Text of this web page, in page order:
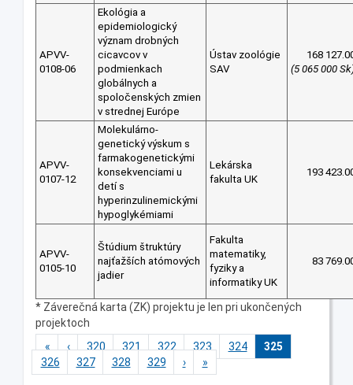
APVV-
0108-06
Ekológia a
epidemiologický
význam drobných
cicavcov v
podmienkach
globálnych a
spoločenských zmien
v strednej Európe
Ústav zoológie
SAV
168
(5 065 000
APVV-
0107-12
Molekulárno-
genetický výskum s
farmakogenetickými
konsekvenciami u
detí s
hyperinzulinemickými
hypoglykémiami
Lekárska
fakulta UK
193
APVV-
0105-10
Štúdium štruktúry
najťažších atómových
jadier
Fakulta
matematiky,
fyziky a
informatiky UK
83
* Záverečná karta (ZK) projektu je len pri ukončených
projektoch
«
‹ 320 321 322 323 324
325
326
327 328 329 › »